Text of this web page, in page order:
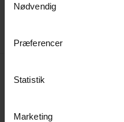
Nødvendig
Præferencer
Statistik
Marketing
3-personers kr. 24.995
Produkter i